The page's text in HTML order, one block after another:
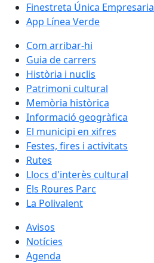
Finestreta Única
App Línea Verde
Com arribar-hi
Guia de carrers
Història i nuclis
Patrimoni cultural
Memòria històrica
Informació geogràfica
El municipi en xifres
Festes, fires i activitats
Rutes
Llocs d'interès cultural
Els Roures Parc
La Polivalent
Avisos
Notícies
Agenda